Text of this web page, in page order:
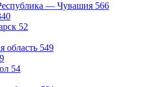
— Чувашия 566
52
область 549
54